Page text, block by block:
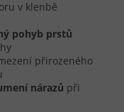
v klenbě
pohyb prstů
přirozeného
nárazů při